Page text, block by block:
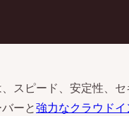
スピード、安定性、
ーと強力なクラウドイ